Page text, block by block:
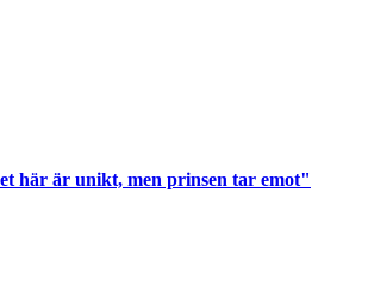
här är unikt, men prinsen tar emot"